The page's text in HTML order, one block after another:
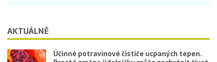
AKTUÁLNĚ
Účinné potravinové čističe ucpaných tepen.